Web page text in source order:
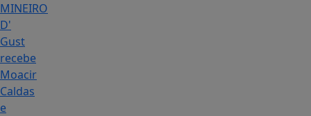
MINEIRO
D'
Gust
recebe
Moacir
Caldas
e